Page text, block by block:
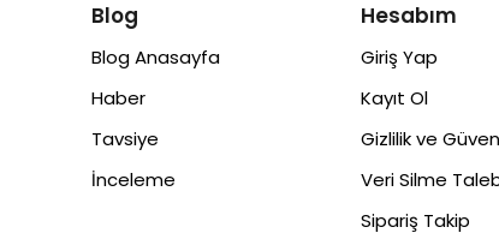
Blog
Blog Anasayfa
Haber
Tavsiye
İnceleme
Hesabım
Giriş Yap
Kayıt Ol
Gizlilik ve
Veri Silme
Sipariş Takip